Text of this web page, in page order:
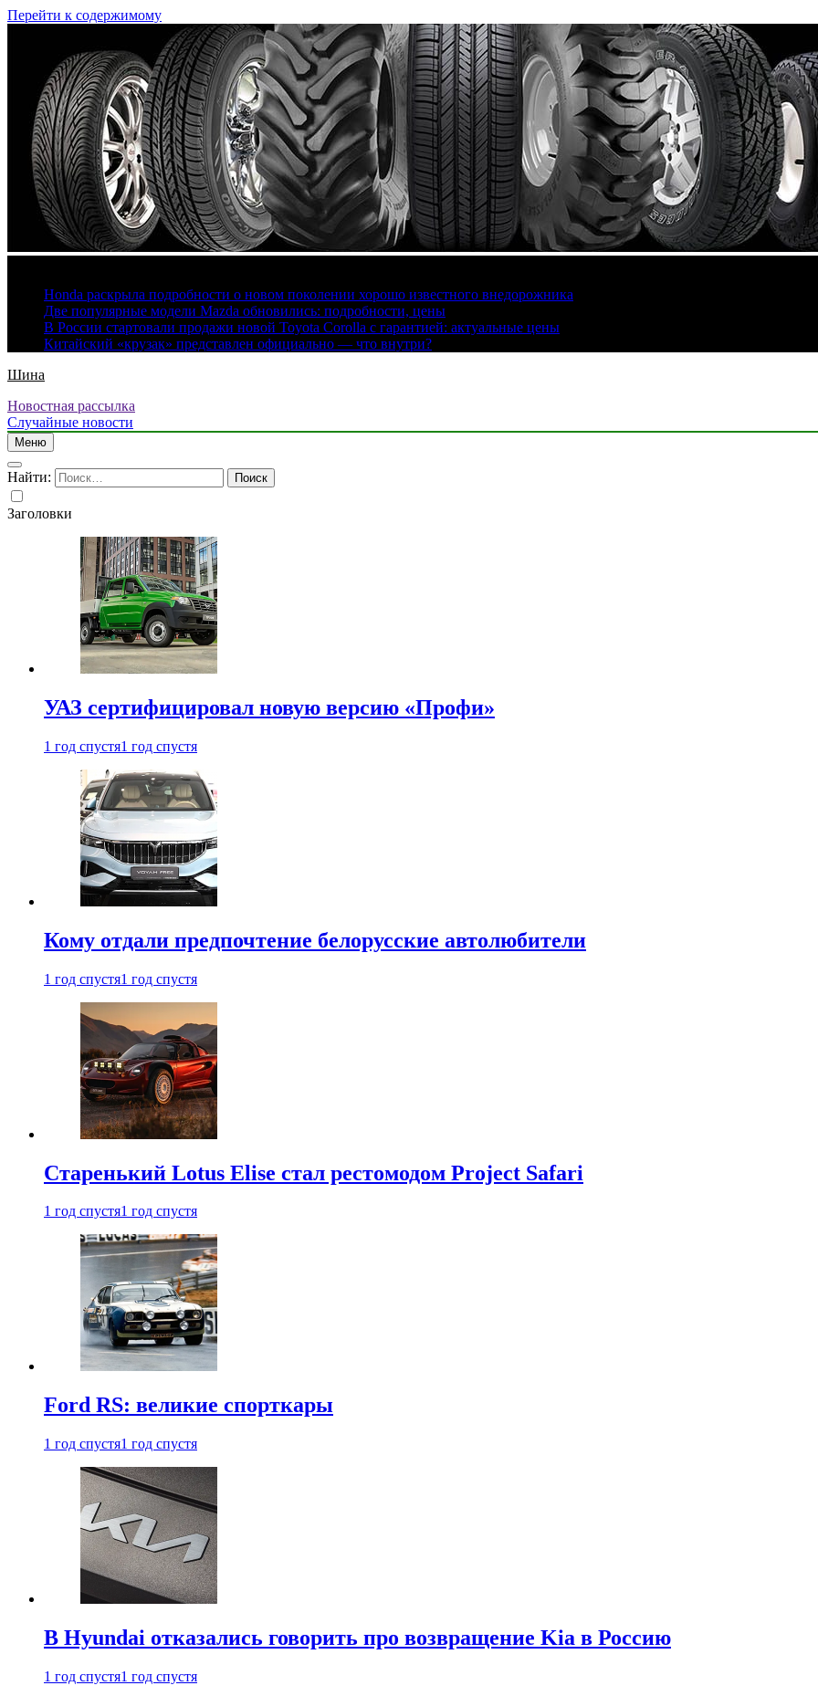
Перейти к содержимому
Honda раскрыла подробности о новом поколении хорошо известного внедорожника
Две популярные модели Mazda обновились: подробности, цены
В России стартовали продажи новой Toyota Corolla с гарантией: актуальные цены
Китайский «крузак» представлен официально — что внутри?
Шина
Новостная рассылка
Случайные новости
Меню
Найти:
Заголовки
УАЗ сертифицировал новую версию «Профи»
1 год спустя1 год спустя
Кому отдали предпочтение белорусские автолюбители
1 год спустя1 год спустя
Старенький Lotus Elise стал рестомодом Project Safari
1 год спустя1 год спустя
Ford RS: великие спорткары
1 год спустя1 год спустя
В Hyundai отказались говорить про возвращение Kia в Россию
1 год спустя1 год спустя